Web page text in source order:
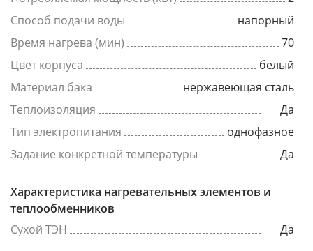
Способ подачи воды
напорный
Время нагрева (мин)
70
Цвет корпуса
белый
Материал бака
нержавеющая сталь
Теплоизоляция
Да
Тип электропитания
однофазное
Задание конкретной температуры
Да
Характеристика нагревательных элементов и
теплообменников
Сухой ТЭН
Да